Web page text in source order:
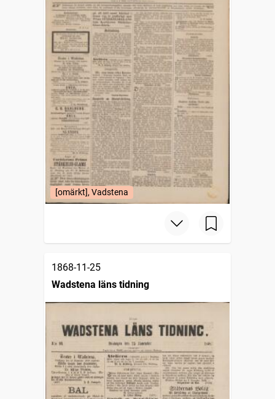
[omärkt], Vadstena
1868-11-25
Wadstena läns tidning